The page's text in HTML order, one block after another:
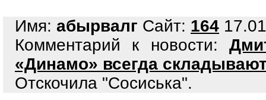
Имя: абырвалг Сайт: 164
Комментарий к новости:
«Динамо» всегда
Отскочила "Cосиська".